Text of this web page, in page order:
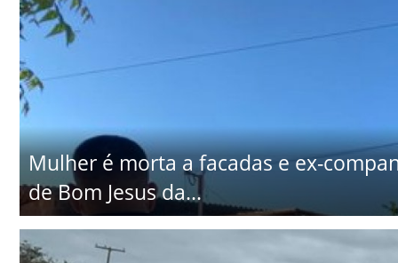
Mulher é morta a facadas e ex-
de Bom Jesus da...